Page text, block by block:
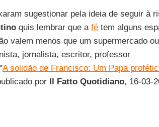
sugestionar pela ideia de seguir à
quis lembrar que a fétem alguns
valem menos que um supermercado
jornalista, escritor, professor
A solidão de Francisco: Um Papa
por Il Fatto Quotidiano, 16-03-